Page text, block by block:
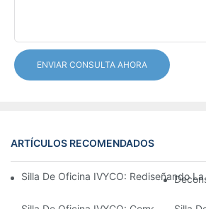
ENVIAR CONSULTA AHORA
ARTÍCULOS RECOMENDADOS
Silla De Oficina IVYCO: Rediseñando